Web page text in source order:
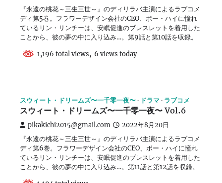
『永遠の桃花～三生三世～』のディリラバ主演によるラブコメ
ディ第5巻。フラワーデザイン会社のCEO、ボー・ハイに憧れ
ているリン・リンチーは、安眠促進のブレスレットを着用した
ことから、彼の夢の中に入り込み…。第9話と第10話を収録。
1,196 total views, 6 views today
スウィート・ドリームズ〜一千零一夜〜 ドラマ ラブコメ
スウィート・ドリームズ〜一千零一夜〜 Vol.6
pikakichi2015@gmail.com 2022年8月20日
『永遠の桃花～三生三世～』のディリラバ主演によるラブコメ
ディ第6巻。フラワーデザイン会社のCEO、ボー・ハイに憧れ
ているリン・リンチーは、安眠促進のブレスレットを着用した
ことから、彼の夢の中に入り込み…。第11話と第12話を収録。